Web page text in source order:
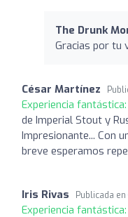
The Drunk
Gracias por tu
César Martínez
Experiencia fantástica:
de Imperial Stout y
Impresionante... Con
breve esperamos
Iris Rivas Publicada en
Experiencia fantástica: